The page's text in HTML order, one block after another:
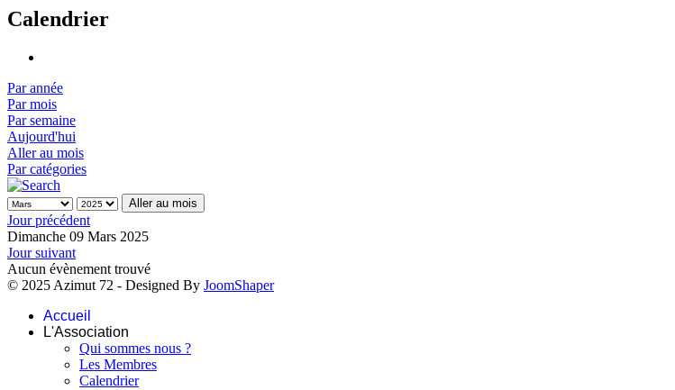
Calendrier
Par année
Par mois
Par semaine
Aujourd'hui
Aller au mois
Par catégories
Aller au mois
Jour précédent
Dimanche 09 Mars 2025
Jour suivant
Aucun évènement trouvé
© 2025 Azimut 72 - Designed By JoomShaper
Accueil
L'Association
Qui sommes nous ?
Les Membres
Calendrier